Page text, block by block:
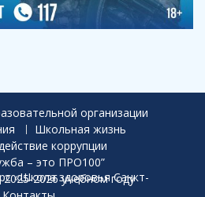
организации
Школьная жизнь
коррупции
– это ПРО100”
Санкт-Петербурга» в 2025-2026 учебном году